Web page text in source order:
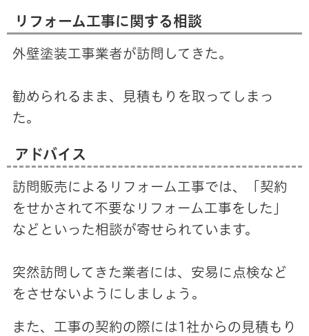
リフォー ム工事に関する相談
外壁塗装工事業者が訪問してきた。
勧められるまま、見積もりを取ってしまっ
た。
アドバイス
訪問販売によるリフォーム工事では、「契約
をせかされて不要なリフォーム工事をした」
などといった相談が寄せられています。
突然訪問してきた業者には、安易に点検など
をさせないようにしましょう。
また、工事の契約の際には1社からの見積もり